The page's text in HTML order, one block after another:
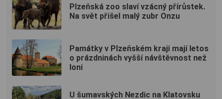
Plzeňská zoo slaví vzácný přírůstek.
Na svět přišel malý zubr Onzu
Památky v Plzeňském kraji mají letos
o prázdninách vyšší návštěvnost než
loni
U šumavských Nezdic na Klatovsku